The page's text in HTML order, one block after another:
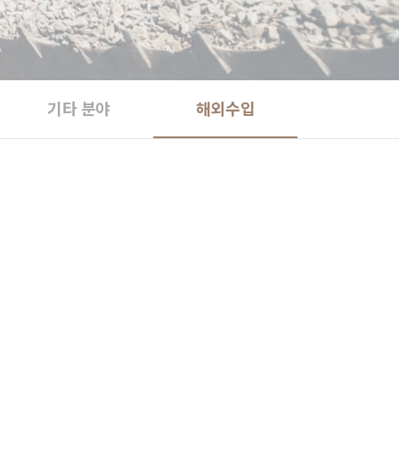
기타 분야 해외수입